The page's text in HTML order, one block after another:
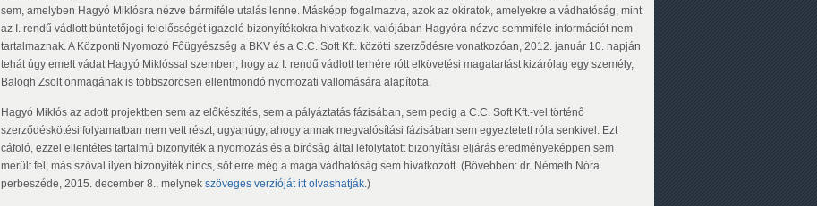
sem, amelyben Hagyó Miklósra nézve bármiféle utalás lenne. Másképp fogalmazva, azok az okiratok, amelyekre a vádhatóság, mint
az I. rendű vádlott büntetőjogi felelősségét igazoló bizonyítékokra hivatkozik, valójában Hagyóra nézve semmiféle információt nem
tartalmaznak. A Központi Nyomozó Főügyészség a BKV és a C.C. Soft Kft. közötti szerződésre vonatkozóan, 2012. január 10. napján
tehát úgy emelt vádat Hagyó Miklóssal szemben, hogy az I. rendű vádlott terhére rótt elkövetési magatartást kizárólag egy személy,
Balogh Zsolt önmagának is többszörösen ellentmondó nyomozati vallomására alapította.
Hagyó Miklós az adott projektben sem az előkészítés, sem a pályáztatás fázisában, sem pedig a C.C. Soft Kft.-vel történő
szerződéskötési folyamatban nem vett részt, ugyanúgy, ahogy annak megvalósítási fázisában sem egyeztetett róla senkivel. Ezt
cáfoló, ezzel ellentétes tartalmú bizonyíték a nyomozás és a bíróság által lefolytatott bizonyítási eljárás eredményeképpen sem
merült fel, más szóval ilyen bizonyíték nincs, sőt erre még a maga vádhatóság sem hivatkozott. (Bővebben: dr. Németh Nóra
perbeszéde, 2015. december 8., melynek szöveges verzióját itt olvashatják. )